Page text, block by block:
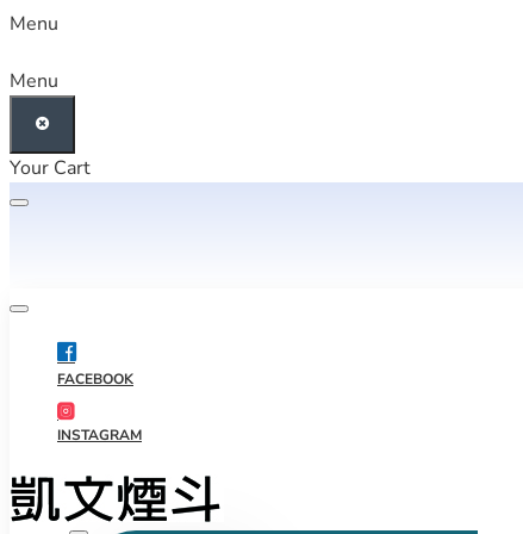
Menu
Menu
Your Cart
FACEBOOK
INSTAGRAM